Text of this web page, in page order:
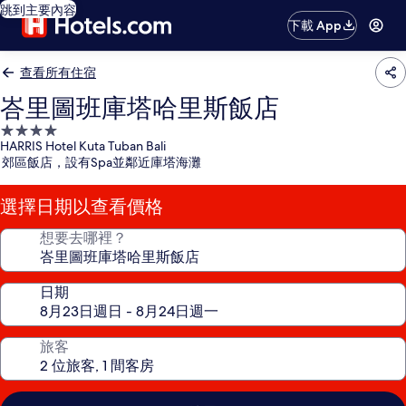
跳到主要內容
下載 App
查看所有住宿
峇里圖班庫塔哈里斯飯店
4.0
星
級
住
宿
HARRIS Hotel Kuta Tuban Bali
郊區飯店，設有Spa並鄰近庫塔海灘
選擇日期以查看價格
想要去哪裡？
日期
旅客